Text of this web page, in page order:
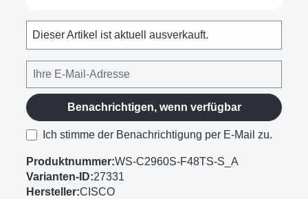
Dieser Artikel ist aktuell ausverkauft.
Benachrichtigen, wenn verfügbar
Ich stimme der Benachrichtigung per E-Mail zu.
Produktnummer:WS-C2960S-F48TS-S_A
Varianten-ID:27331
Hersteller:CISCO